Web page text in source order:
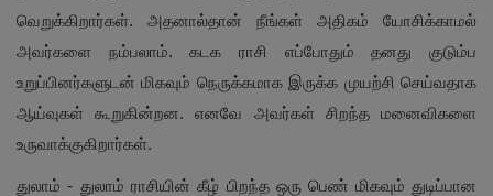
வெறுக்கிறார்கள். அதனால்தான் நீங்கள் அதிகம் யோசிக்காமல்
அவர்களை நம்பலாம். கடக ராசி எப்போதும் தனது குடும்ப
உறுப்பினர்களுடன் மிகவும் நெருக்கமாக இருக்க முயற்சி செய்வதாக
ஆய்வுகள் கூறுகின்றன. எனவே அவர்கள் சிறந்த மனைவிகளை
உருவாக்குகிறார்கள்.
துலாம் - துலாம் ராசியின் கீழ் பிறந்த ஒரு பெண் மிகவும் துடிப்பான